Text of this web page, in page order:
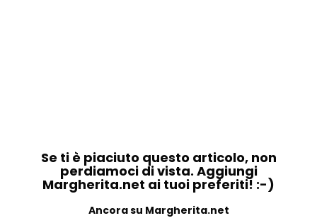
Se ti è piaciuto questo articolo, non
perdiamoci di vista. Aggiungi
Margherita.net ai tuoi preferiti! :-)
Ancora su Margherita.net